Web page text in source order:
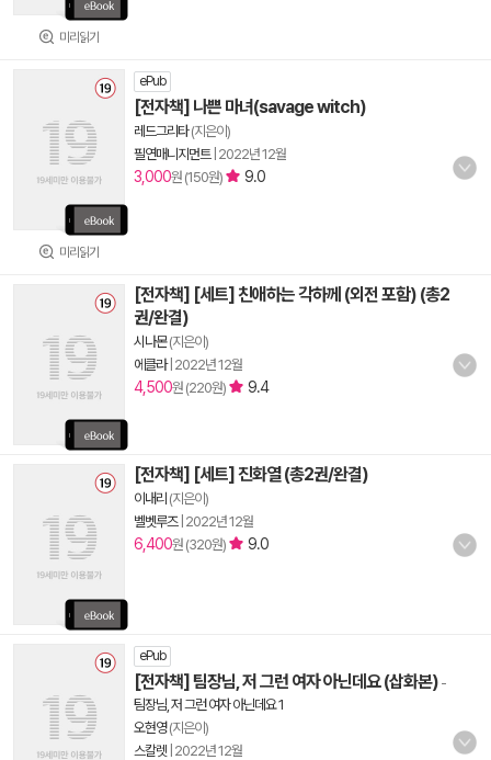
미리읽기
미리읽기
ePub
[전자책] 나쁜 마녀(savage witch)
레드그리타(지은이)
필연매니지먼트| 2022년 12월
3,000원 (150원) 9.0
[전자책] [세트] 친애하는 각하께 (외전 포함) (총2
권/완결)
시나몬(지은이)
에클라| 2022년 12월
4,500원 (220원) 9.4
[전자책] [세트] 진화열 (총2권/완결)
이내리 (지은이)
벨벳루즈| 2022년 12월
6,400원 (320원) 9.0
ePub
[전자책] 팀장님, 저 그런 여자 아닌데요 (삽화본) -
팀장님, 저 그런 여자 아닌데요 1
오현영(지은이)
스칼렛 2022년 12월